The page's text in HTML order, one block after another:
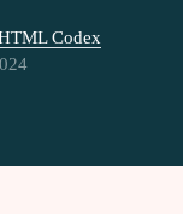
Codex